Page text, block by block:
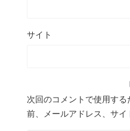
サイト
次回のコメントで使用す
前、メールアドレス、サイ